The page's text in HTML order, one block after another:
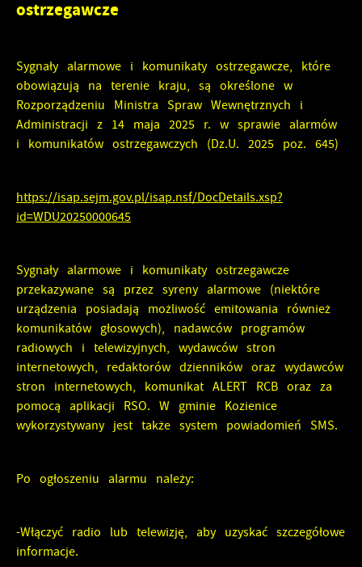
ostrzegawcze
Sygnały alarmowe i komunikaty ostrzegawcze, które
obowiązują na terenie kraju, są określone w
Rozporządzeniu Ministra Spraw Wewnętrznych i
Administracji z 14 maja 2025 r. w sprawie alarmów
i komunikatów ostrzegawczych (Dz.U. 2025 poz. 645)
https://isap.sejm.gov.pl/isap.nsf/DocDetails.xsp?
id=WDU20250000645
Sygnały alarmowe i komunikaty ostrzegawcze
przekazywane są przez syreny alarmowe (niektóre
urządzenia posiadają możliwość emitowania również
komunikatów głosowych), nadawców programów
radiowych i telewizyjnych, wydawców stron
internetowych, redaktorów dzienników oraz wydawców
stron internetowych, komunikat ALERT RCB oraz za
pomocą aplikacji RSO. W gminie Kozienice
wykorzystywany jest także system powiadomień SMS.
Po ogłoszeniu alarmu należy:
-Włączyć radio lub telewizję, aby uzyskać szczegółowe
informacje.
formularzy. Dzięki plikom cookies strona, z której
Zapoznaj się z POLITYKĄ PRYWATNOŚCI I PLIKÓW COOKIES
Funkcjonalne i personalizacyjne
zapamiętanie wprowadzonych przez Ciebie ustawień oraz
personalizację określonych funkcjonalności czy
prezentowanych treści.
Dzięki tym plikom cookies możemy zapewnić Ci większy
komfort korzystania z funkcjonalności naszej strony
personalizacyjne pliki cookies gwarantuje dostępność
większej ilości funkcji na stronie.
Więcej
Analityczne
Analityczne pliki cookies pomagają nam rozwijać się i
Cookies analityczne pozwalają na uzyskanie informacji w
zakresie wykorzystywania witryny internetowej, miejsca oraz
częstotliwości, z jaką odwiedzane są nasze serwisy www.
Dane pozwalają nam na ocenę naszych serwisów
internetowych pod względem ich popularności wśród
użytkowników. Zgromadzone informacje są przetwarzane w
formie zanonimizowanej. Wyrażenie zgody na analityczne
pliki cookies gwarantuje dostępność wszystkich
funkcjonalności.
Więcej
Reklamowe
Dzięki reklamowym plikom cookies prezentujemy Ci
najciekawsze informacje i aktualności na stronach naszych
partnerów.
Promocyjne pliki cookies służą do prezentowania Ci
witryny internetowej. Treści promocyjne mogą pojawić się
te działają w charakterze pośredników prezentujących nasze
treści w postaci wiadomości, ofert, komunikatów mediów